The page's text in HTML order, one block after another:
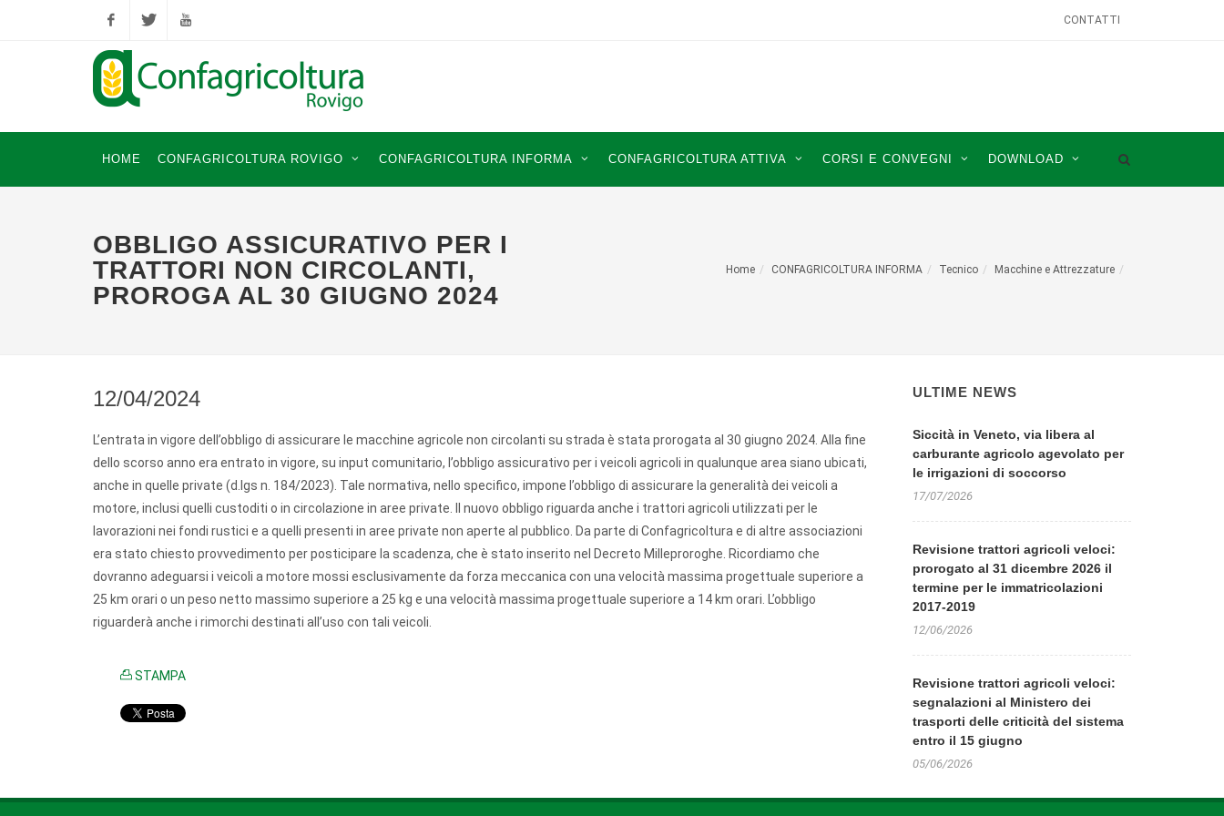
FacebookTwitter YouTube
CONTATTI
HOME CONFAGRICOLTURA ROVIGO CONFAGRICOLTURA INFORMA CONFAGRICOLTURA ATTIVA CORSI E CONVEGNI DOWNLOAD
OBBLIGO ASSICURATIVO PER I
TRATTORI NON CIRCOLANTI,
PROROGA AL 30 GIUGNO 2024
Home CONFAGRICOLTURA INFORMA Tecnico Macchine e Attrezzature
12/04/2024
L’entrata in vigore dell’obbligo di assicurare le macchine agricole non circolanti su strada è stata prorogata al 30 giugno 2024. Alla fine
dello scorso anno era entrato in vigore, su input comunitario, l’obbligo assicurativo per i veicoli agricoli in qualunque area siano ubicati,
anche in quelle private (d.lgs n. 184/2023). Tale normativa, nello specifico, impone l’obbligo di assicurare la generalità dei veicoli a
motore, inclusi quelli custoditi o in circolazione in aree private. Il nuovo obbligo riguarda anche i trattori agricoli utilizzati per le
lavorazioni nei fondi rustici e a quelli presenti in aree private non aperte al pubblico. Da parte di Confagricoltura e di altre associazioni
era stato chiesto provvedimento per posticipare la scadenza, che è stato inserito nel Decreto Milleproroghe. Ricordiamo che
dovranno adeguarsi i veicoli a motore mossi esclusivamente da forza meccanica con una velocità massima progettuale superiore a
25 km orari o un peso netto massimo superiore a 25 kg e una velocità massima progettuale superiore a 14 km orari. L’obbligo
riguarderà anche i rimorchi destinati all’uso con tali veicoli.
STAMPA
ULTIME NEWS
Siccità in Veneto, via libera al
carburante agricolo agevolato per
le irrigazioni di soccorso
17/07/2026
Revisione trattori agricoli veloci:
prorogato al 31 dicembre 2026 il
termine per le immatricolazioni
2017-2019
12/06/2026
Revisione trattori agricoli veloci:
segnalazioni al Ministero dei
trasporti delle criticità del sistema
entro il 15 giugno
05/06/2026